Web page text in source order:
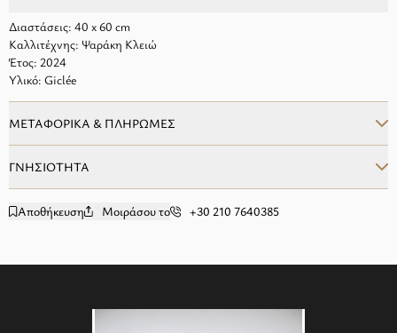
Διαστάσεις: 40 x 60 cm
Καλλιτέχνης: Ψαράκη Κλειώ
Έτος: 2024
Υλικό: Giclée
ΜΕΤΑΦΟΡΙΚΑ & ΠΛΗΡΩΜΕΣ
ΓΝΗΣΙΟΤΗΤΑ
add to wishlist
Αποθήκευση Μοιράσου το +30 210 7640385